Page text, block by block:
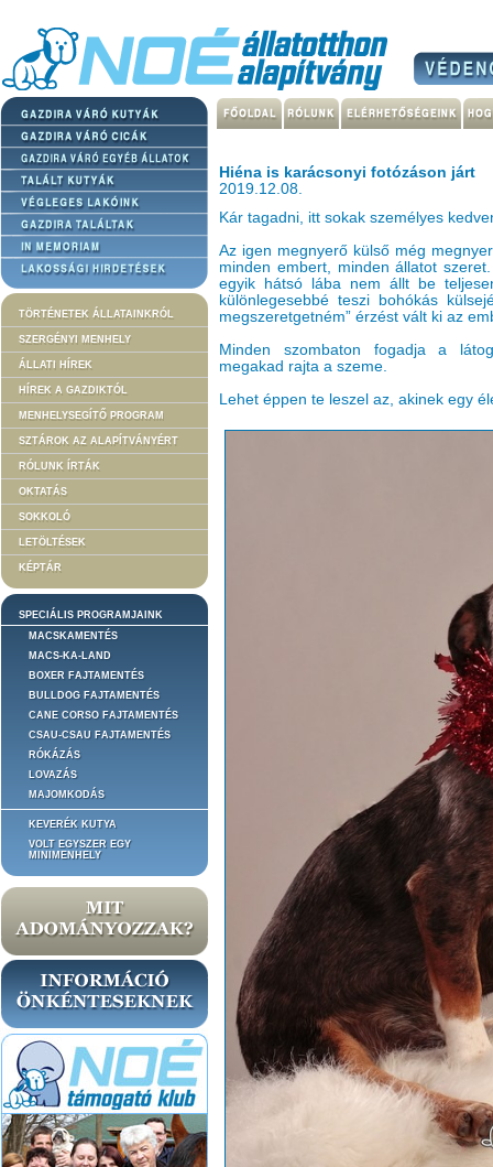
TÖRTÉNETEK ÁLLATAINKRÓL
SZERGÉNYI MENHELY
ÁLLATI HÍREK
HÍREK A GAZDIKTÓL
MENHELYSEGÍTŐ PROGRAM
SZTÁROK AZ ALAPÍTVÁNYÉRT
RÓLUNK ÍRTÁK
OKTATÁS
SOKKOLÓ
LETÖLTÉSEK
KÉPTÁR
SPECIÁLIS PROGRAMJAINK
MACSKAMENTÉS
MACS-KA-LAND
BOXER FAJTAMENTÉS
BULLDOG FAJTAMENTÉS
CANE CORSO FAJTAMENTÉS
CSAU-CSAU FAJTAMENTÉS
RÓKÁZÁS
LOVAZÁS
MAJOMKODÁS
KEVERÉK KUTYA
VOLT EGYSZER EGY
MINIMENHELY
Hiéna is karácsonyi fotózáson járt
2019.12.08.
Kár tagadni, itt sokak személyes
Az igen megnyerő külső még
minden embert, minden állatot
egyik hátsó lába nem állt be
különlegesebbé teszi bohókás
megszeretgetném” érzést vált ki az
Minden szombaton fogadja a
megakad rajta a szeme.
Lehet éppen te leszel az, akinek egy